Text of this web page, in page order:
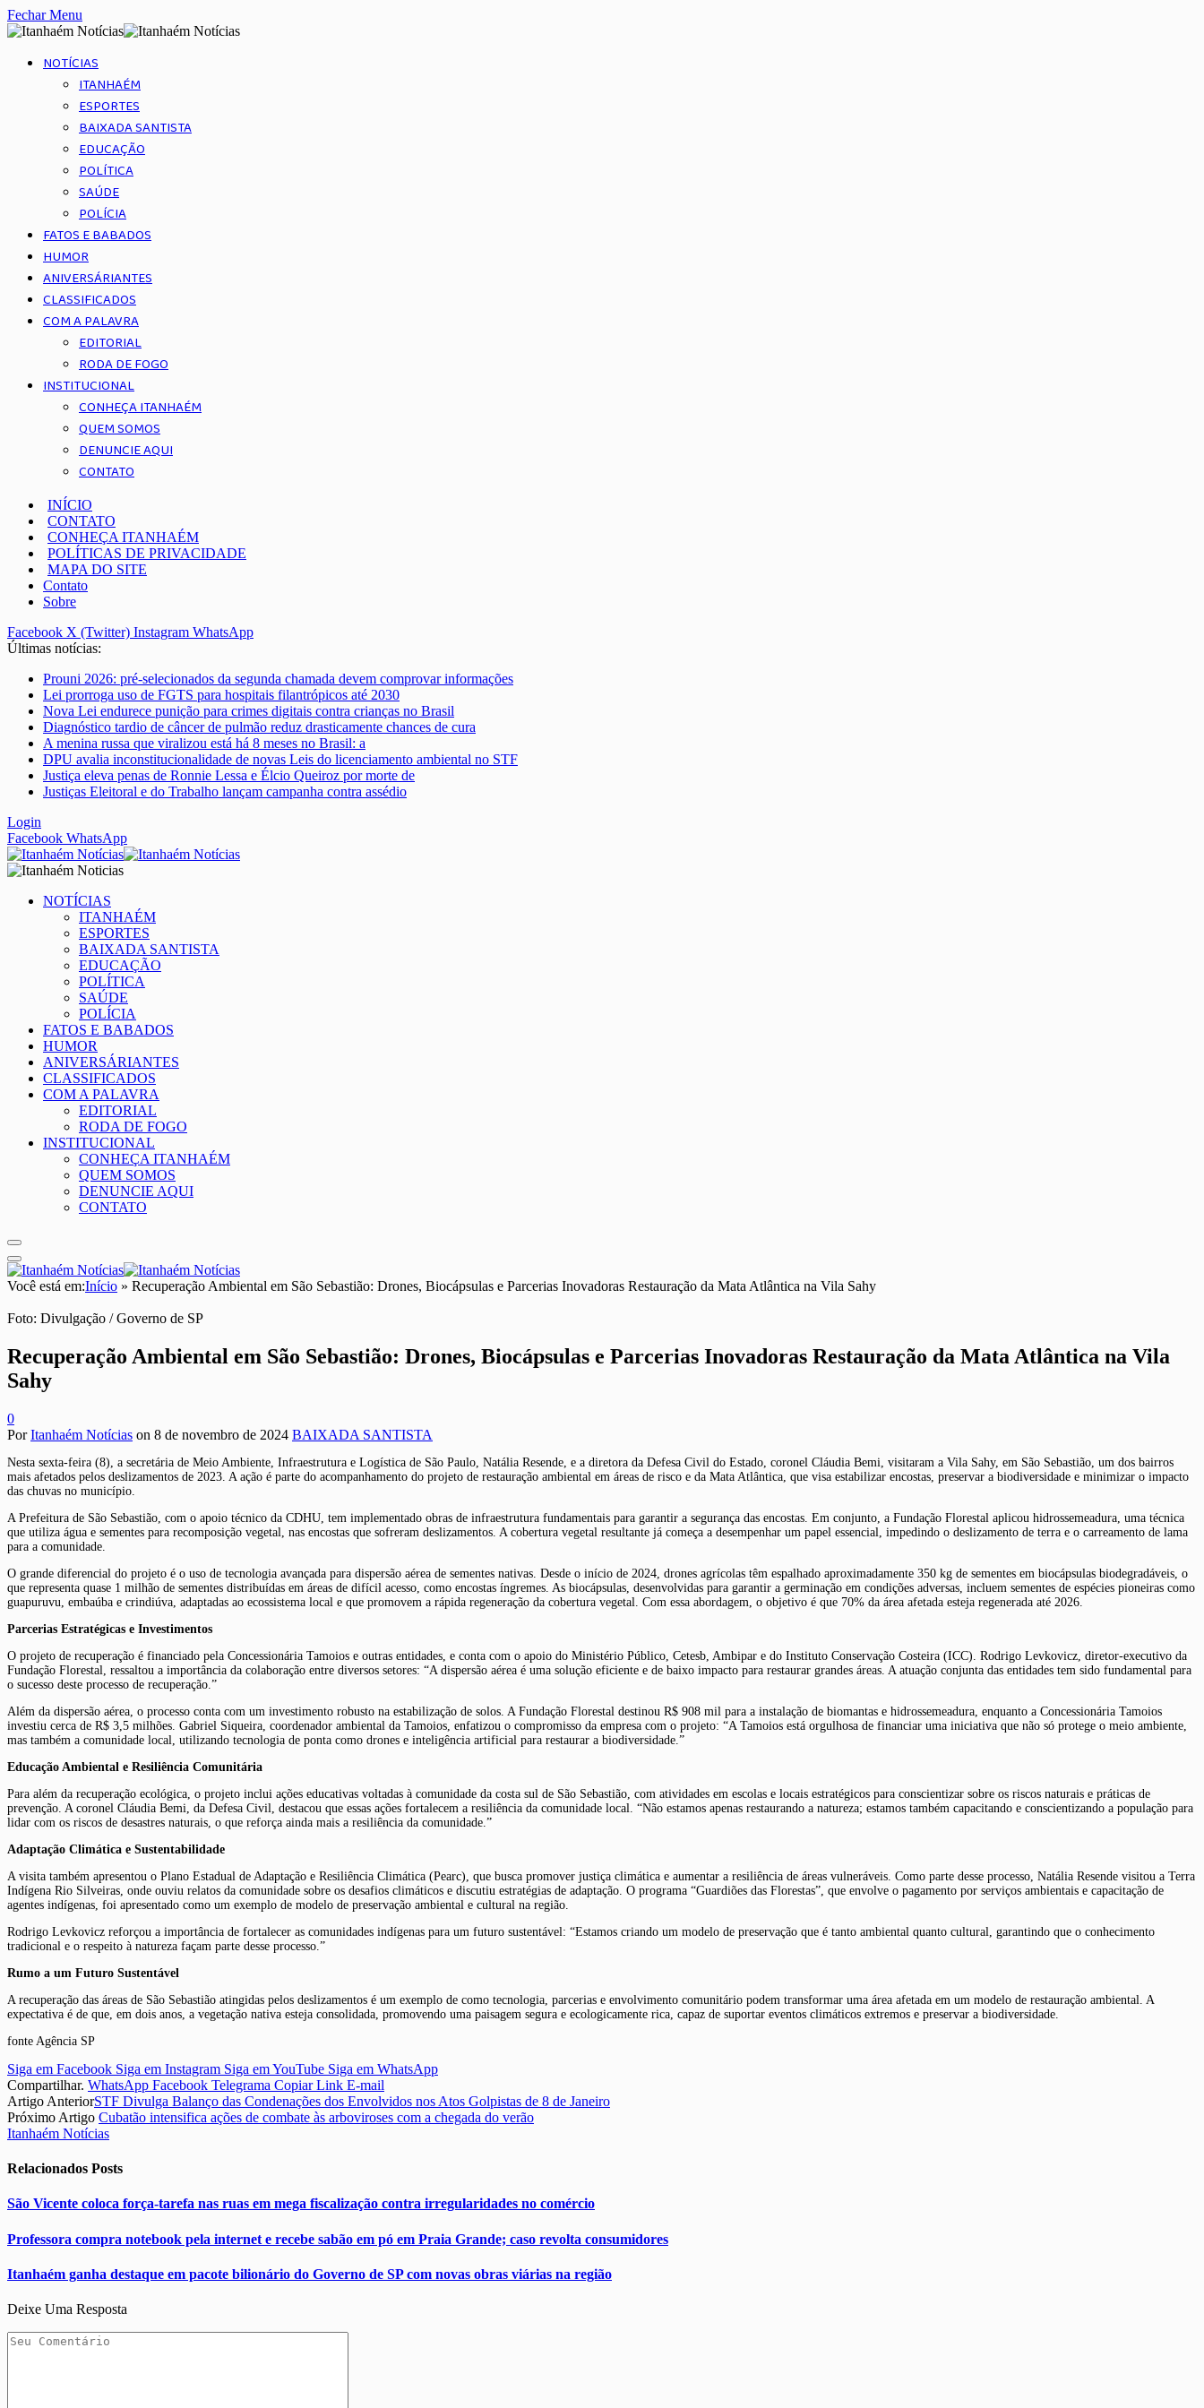
Fechar Menu
NOTÍCIAS
ITANHAÉM
ESPORTES
BAIXADA SANTISTA
EDUCAÇÃO
POLÍTICA
SAÚDE
POLÍCIA
FATOS E BABADOS
HUMOR
ANIVERSÁRIANTES
CLASSIFICADOS
COM A PALAVRA
EDITORIAL
RODA DE FOGO
INSTITUCIONAL
CONHEÇA ITANHAÉM
QUEM SOMOS
DENUNCIE AQUI
CONTATO
INÍCIO
CONTATO
CONHEÇA ITANHAÉM
POLÍTICAS DE PRIVACIDADE
MAPA DO SITE
Contato
Sobre
Facebook X (Twitter) Instagram WhatsApp
Últimas notícias:
Prouni 2026: pré-selecionados da segunda chamada devem comprovar informações
Lei prorroga uso de FGTS para hospitais filantrópicos até 2030
Nova Lei endurece punição para crimes digitais contra crianças no Brasil
Diagnóstico tardio de câncer de pulmão reduz drasticamente chances de cura
A menina russa que viralizou está há 8 meses no Brasil: a
DPU avalia inconstitucionalidade de novas Leis do licenciamento ambiental no STF
Justiça eleva penas de Ronnie Lessa e Élcio Queiroz por morte de
Justiças Eleitoral e do Trabalho lançam campanha contra assédio
Login
Facebook WhatsApp
NOTÍCIAS
ITANHAÉM
ESPORTES
BAIXADA SANTISTA
EDUCAÇÃO
POLÍTICA
SAÚDE
POLÍCIA
FATOS E BABADOS
HUMOR
ANIVERSÁRIANTES
CLASSIFICADOS
COM A PALAVRA
EDITORIAL
RODA DE FOGO
INSTITUCIONAL
CONHEÇA ITANHAÉM
QUEM SOMOS
DENUNCIE AQUI
CONTATO
Você está em:Início » Recuperação Ambiental em São Sebastião: Drones, Biocápsulas e Parcerias Inovadoras Restauração da Mata Atlântica na Vila Sahy
Foto: Divulgação / Governo de SP
Recuperação Ambiental em São Sebastião: Drones, Biocápsulas e Parcerias Inovadoras Restauração da Mata Atlântica na Vila
Sahy
0
PorItanhaém Notícias on 8 de novembro de 2024 BAIXADA SANTISTA
Nesta sexta-feira (8), a secretária de Meio Ambiente, Infraestrutura e Logística de São Paulo, Natália Resende, e a diretora da Defesa Civil do Estado, coronel Cláudia Bemi, visitaram a Vila Sahy, em São Sebastião, um dos bairros
mais afetados pelos deslizamentos de 2023. A ação é parte do acompanhamento do projeto de restauração ambiental em áreas de risco e da Mata Atlântica, que visa estabilizar encostas, preservar a biodiversidade e minimizar o impacto
das chuvas no município.
A Prefeitura de São Sebastião, com o apoio técnico da CDHU, tem implementado obras de infraestrutura fundamentais para garantir a segurança das encostas. Em conjunto, a Fundação Florestal aplicou hidrossemeadura, uma técnica
que utiliza água e sementes para recomposição vegetal, nas encostas que sofreram deslizamentos. A cobertura vegetal resultante já começa a desempenhar um papel essencial, impedindo o deslizamento de terra e o carreamento de lama
para a comunidade.
O grande diferencial do projeto é o uso de tecnologia avançada para dispersão aérea de sementes nativas. Desde o início de 2024, drones agrícolas têm espalhado aproximadamente 350 kg de sementes em biocápsulas biodegradáveis, o
que representa quase 1 milhão de sementes distribuídas em áreas de difícil acesso, como encostas íngremes. As biocápsulas, desenvolvidas para garantir a germinação em condições adversas, incluem sementes de espécies pioneiras como
guapuruvu, embaúba e crindiúva, adaptadas ao ecossistema local e que promovem a rápida regeneração da cobertura vegetal. Com essa abordagem, o objetivo é que 70% da área afetada esteja regenerada até 2026.
Parcerias Estratégicas e Investimentos
O projeto de recuperação é financiado pela Concessionária Tamoios e outras entidades, e conta com o apoio do Ministério Público, Cetesb, Ambipar e do Instituto Conservação Costeira (ICC). Rodrigo Levkovicz, diretor-executivo da
Fundação Florestal, ressaltou a importância da colaboração entre diversos setores: “A dispersão aérea é uma solução eficiente e de baixo impacto para restaurar grandes áreas. A atuação conjunta das entidades tem sido fundamental para
o sucesso deste processo de recuperação.”
Além da dispersão aérea, o processo conta com um investimento robusto na estabilização de solos. A Fundação Florestal destinou R$ 908 mil para a instalação de biomantas e hidrossemeadura, enquanto a Concessionária Tamoios
investiu cerca de R$ 3,5 milhões. Gabriel Siqueira, coordenador ambiental da Tamoios, enfatizou o compromisso da empresa com o projeto: “A Tamoios está orgulhosa de financiar uma iniciativa que não só protege o meio ambiente,
mas também a comunidade local, utilizando tecnologia de ponta como drones e inteligência artificial para restaurar a biodiversidade.”
Educação Ambiental e Resiliência Comunitária
Para além da recuperação ecológica, o projeto inclui ações educativas voltadas à comunidade da costa sul de São Sebastião, com atividades em escolas e locais estratégicos para conscientizar sobre os riscos naturais e práticas de
prevenção. A coronel Cláudia Bemi, da Defesa Civil, destacou que essas ações fortalecem a resiliência da comunidade local. “Não estamos apenas restaurando a natureza; estamos também capacitando e conscientizando a população para
lidar com os riscos de desastres naturais, o que reforça ainda mais a resiliência da comunidade.”
Adaptação Climática e Sustentabilidade
A visita também apresentou o Plano Estadual de Adaptação e Resiliência Climática (Pearc), que busca promover justiça climática e aumentar a resiliência de áreas vulneráveis. Como parte desse processo, Natália Resende visitou a Terra
Indígena Rio Silveiras, onde ouviu relatos da comunidade sobre os desafios climáticos e discutiu estratégias de adaptação. O programa “Guardiões das Florestas”, que envolve o pagamento por serviços ambientais e capacitação de
agentes indígenas, foi apresentado como um exemplo de modelo de preservação ambiental e cultural na região.
Rodrigo Levkovicz reforçou a importância de fortalecer as comunidades indígenas para um futuro sustentável: “Estamos criando um modelo de preservação que é tanto ambiental quanto cultural, garantindo que o conhecimento
tradicional e o respeito à natureza façam parte desse processo.”
Rumo a um Futuro Sustentável
A recuperação das áreas de São Sebastião atingidas pelos deslizamentos é um exemplo de como tecnologia, parcerias e envolvimento comunitário podem transformar uma área afetada em um modelo de restauração ambiental. A
expectativa é de que, em dois anos, a vegetação nativa esteja consolidada, promovendo uma paisagem segura e ecologicamente rica, capaz de suportar eventos climáticos extremos e preservar a biodiversidade.
fonte Agência SP
Siga em Facebook Siga em Instagram Siga em YouTube Siga em WhatsApp
Compartilhar. WhatsApp Facebook Telegrama Copiar Link E-mail
Artigo AnteriorSTF Divulga Balanço das Condenações dos Envolvidos nos Atos Golpistas de 8 de Janeiro
Próximo Artigo Cubatão intensifica ações de combate às arboviroses com a chegada do verão
Itanhaém Notícias
Relacionados Posts
São Vicente coloca força-tarefa nas ruas em mega fiscalização contra irregularidades no comércio
Professora compra notebook pela internet e recebe sabão em pó em Praia Grande; caso revolta consumidores
Itanhaém ganha destaque em pacote bilionário do Governo de SP com novas obras viárias na região
Deixe Uma Resposta